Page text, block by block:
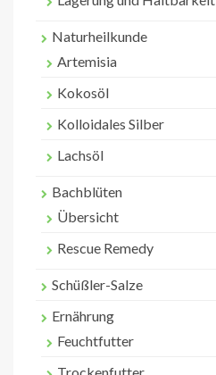
Naturheilkunde
Artemisia
Kokosöl
Kolloidales Silber
Lachsöl
Bachblüten
Übersicht
Rescue Remedy
Schüßler-Salze
Ernährung
Feuchtfutter